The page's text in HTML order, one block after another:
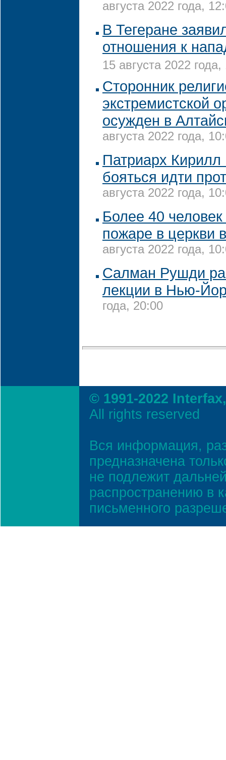
августа 2022 года,
В Тегеране
отношения к
15 августа 2022
Сторонник
экстремистской
осужден в
августа 2022 года,
Патриарх Кирилл
бояться идти
августа 2022 года,
Более 40
пожаре в церкви
августа 2022 года,
Салман Рушди
лекции в Нью-
года, 20:00
© 1991-2022
All rights reserved
Вся информация,
предназначена
не подлежит
распространению в
письменного